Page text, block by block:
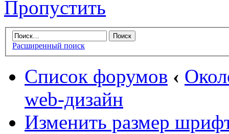
Пропустить
Расширенный поиск
Список форумов ‹
web-дизайн
Изменить размер